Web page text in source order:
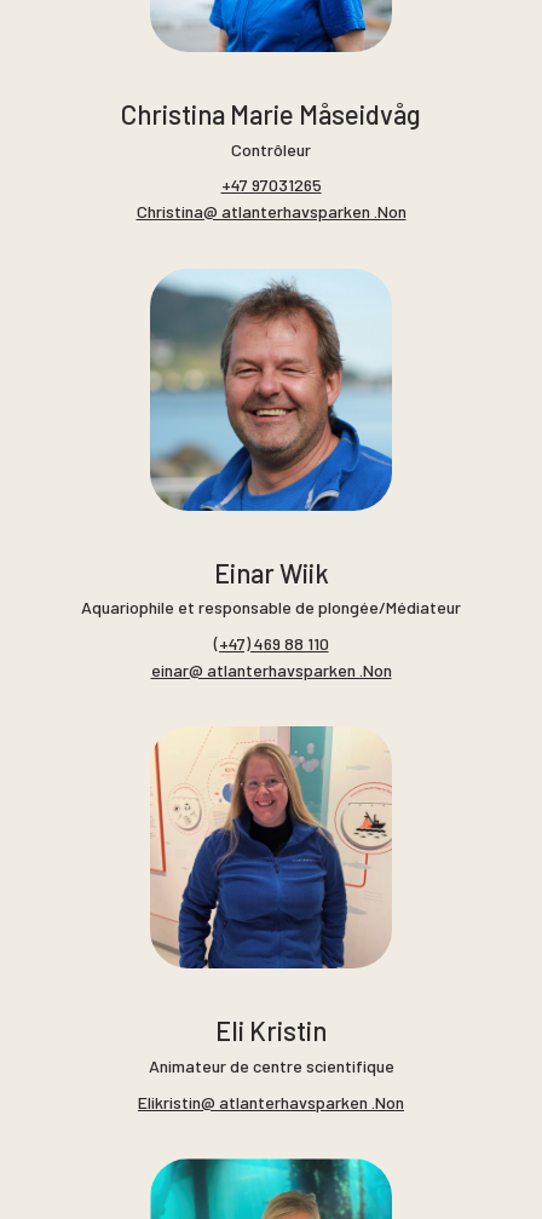
Christina Marie Måseidvåg
Contrôleur
+47 97031265
Christina@ atlanterhavsparken .Non
Einar Wiik
Aquariophile et responsable de plongée/Médiateur
(+47) 469 88 110
einar@ atlanterhavsparken .Non
Eli Kristin
Animateur de centre scientifique
Elikristin@ atlanterhavsparken .Non